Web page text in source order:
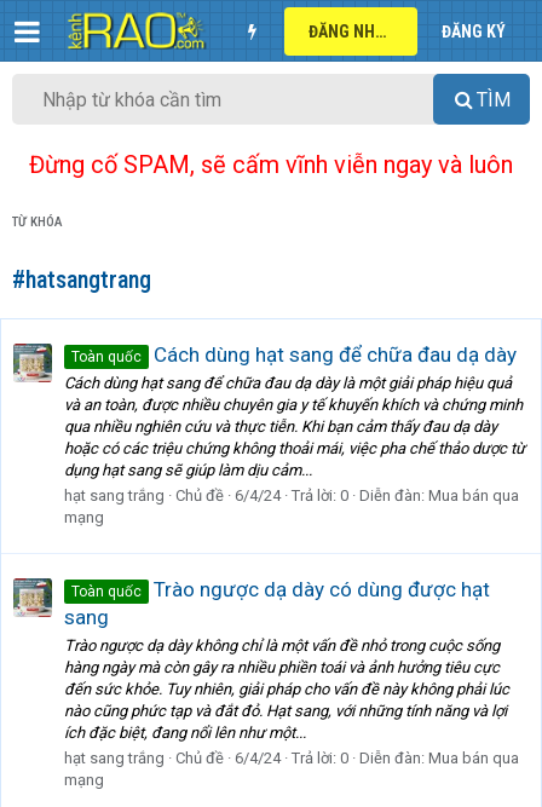
ĐĂNG NHẬP ĐĂNG KÝ
TÌM
Đừng cố SPAM, sẽ cấm vĩnh viễn ngay và luôn
TỪ KHÓA
#hatsangtrang
Toàn quốc Cách dùng hạt sang để chữa đau dạ dày
Cách dùng hạt sang để chữa đau dạ dày là một giải pháp hiệu quả
và an toàn, được nhiều chuyên gia y tế khuyến khích và chứng minh
qua nhiều nghiên cứu và thực tiễn. Khi bạn cảm thấy đau dạ dày
hoặc có các triệu chứng không thoải mái, việc pha chế thảo dược từ
dụng hạt sang sẽ giúp làm dịu cảm...
hạt sang trắng
Chủ đề 6/4/24 Trả lời: 0 Diễn đàn: Mua bán qua
mạng
Toàn quốc
Trào ngược dạ dày có dùng được hạt
sang
Trào ngược dạ dày không chỉ là một vấn đề nhỏ trong cuộc sống
hàng ngày mà còn gây ra nhiều phiền toái và ảnh hưởng tiêu cực
đến sức khỏe. Tuy nhiên, giải pháp cho vấn đề này không phải lúc
nào cũng phức tạp và đắt đỏ. Hạt sang, với những tính năng và lợi
ích đặc biệt, đang nổi lên như một...
hạt sang trắng
Chủ đề 6/4/24 Trả lời: 0 Diễn đàn: Mua bán qua
mạng